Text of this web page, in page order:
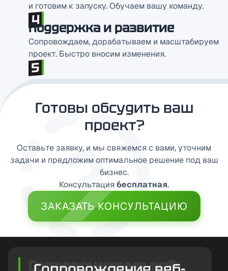
и готовим к запуску. Обучаем вашу команду.
Поддержка и развитие
Сопровождаем, дорабатываем и масштабируем
проект. Быстро вносим изменения.
Готовы обсудить ваш
проект?
Оставьте заявку, и мы свяжемся с вами, уточним
задачи и предложим оптимальное решение под ваш
бизнес.
Консультациябесплатная.
ЗАКАЗАТЬ КОНСУЛЬТАЦИЮ
Сопровождение веб-